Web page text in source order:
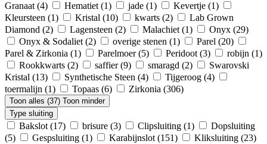
Granaat (4) Hematiet (1) jade (1) Kevertje (1)
Kleursteen (1) Kristal (10) kwarts (2)
Lab Grown
Diamond (2) Lagensteen (2) Malachiet (1) Onyx (29)
Onyx & Sodaliet (2) overige stenen (1) Parel (20)
Parel & Zirkonia (1) Parelmoer(5) Peridoot (3) robijn (1)
Rookkwarts (2) saffier(9) smaragd (2)
Swarovski
Kristal (13) Synthetische Steen (4) Tijgeroog (4)
toermalijn (1) Topaas (6) Zirkonia (306)
Toon alles (37) Toon minder
Type sluiting
Bakslot (17) brisure (3) Clipsluiting (1)
Dopsluiting
(5)
Gespsluiting (1) Karabijnslot (151) Kliksluiting (23)